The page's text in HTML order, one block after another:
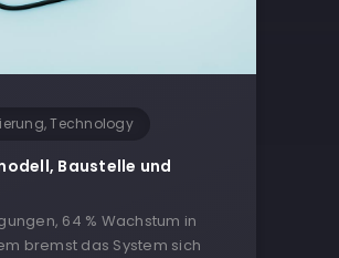
Technology
Baustelle und
64 % Wachstum in
bremst das System sich